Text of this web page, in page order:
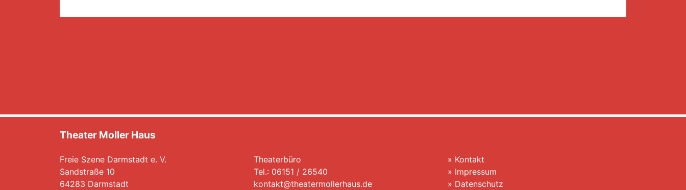
Theater Moller Haus
Freie Szene Darmstadt e. V.
Sandstraße 10
64283 Darmstadt
Theaterbüro
Tel.: 06151 / 26540
kontakt@theatermollerhaus.de
» Kontakt
» Impressum
» Datenschutz